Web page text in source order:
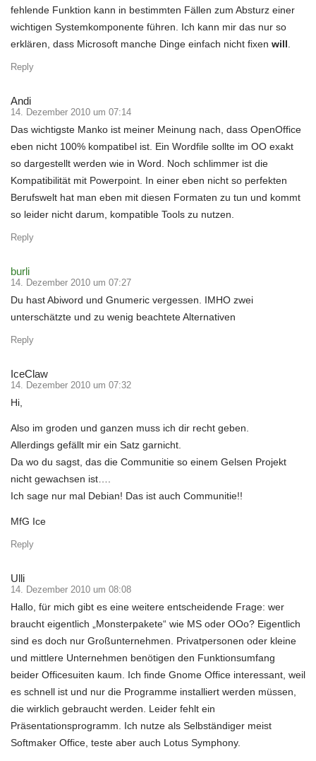
fehlende Funktion kann in bestimmten Fällen zum Absturz einer
wichtigen Systemkomponente führen. Ich kann mir das nur so
erklären, dass Microsoft manche Dinge einfach nicht fixen will
Reply
Andi
14. Dezember 2010 um 07:14
Das wichtigste Manko ist meiner Meinung nach, dass OpenOffice
eben nicht 100% kompatibel ist. Ein Wordfile sollte im OO exakt
so dargestellt werden wie in Word. Noch schlimmer ist die
Kompatibilität mit Powerpoint. In einer eben nicht so perfekten
Berufswelt hat man eben mit diesen Formaten zu tun und kommt
so leider nicht darum, kompatible Tools zu nutzen.
Reply
burli
14. Dezember 2010 um 07:27
Du hast Abiword und Gnumeric vergessen. IMHO zwei
unterschätzte und zu wenig beachtete Alternativen
Reply
IceClaw
14. Dezember 2010 um 07:32
Hi,
Also im groden und ganzen muss ich dir recht geben.
Allerdings gefällt mir ein Satz garnicht.
Da wo du sagst, das die Communitie so einem Gelsen Projekt
nicht gewachsen ist….
Ich sage nur mal Debian! Das ist auch Communitie!!
MfG Ice
Reply
Ulli
14. Dezember 2010 um 08:08
Hallo, für mich gibt es eine weitere entscheidende Frage: wer
braucht eigentlich „Monsterpakete“ wie MS oder OOo? Eigentlich
sind es doch nur Großunternehmen. Privatpersonen oder kleine
und mittlere Unternehmen benötigen den Funktionsumfang
beider Officesuiten kaum. Ich finde Gnome Office interessant, weil
es schnell ist und nur die Programme installiert werden müssen,
die wirklich gebraucht werden. Leider fehlt ein
Präsentationsprogramm. Ich nutze als Selbständiger meist
Softmaker Office, teste aber auch Lotus Symphony.